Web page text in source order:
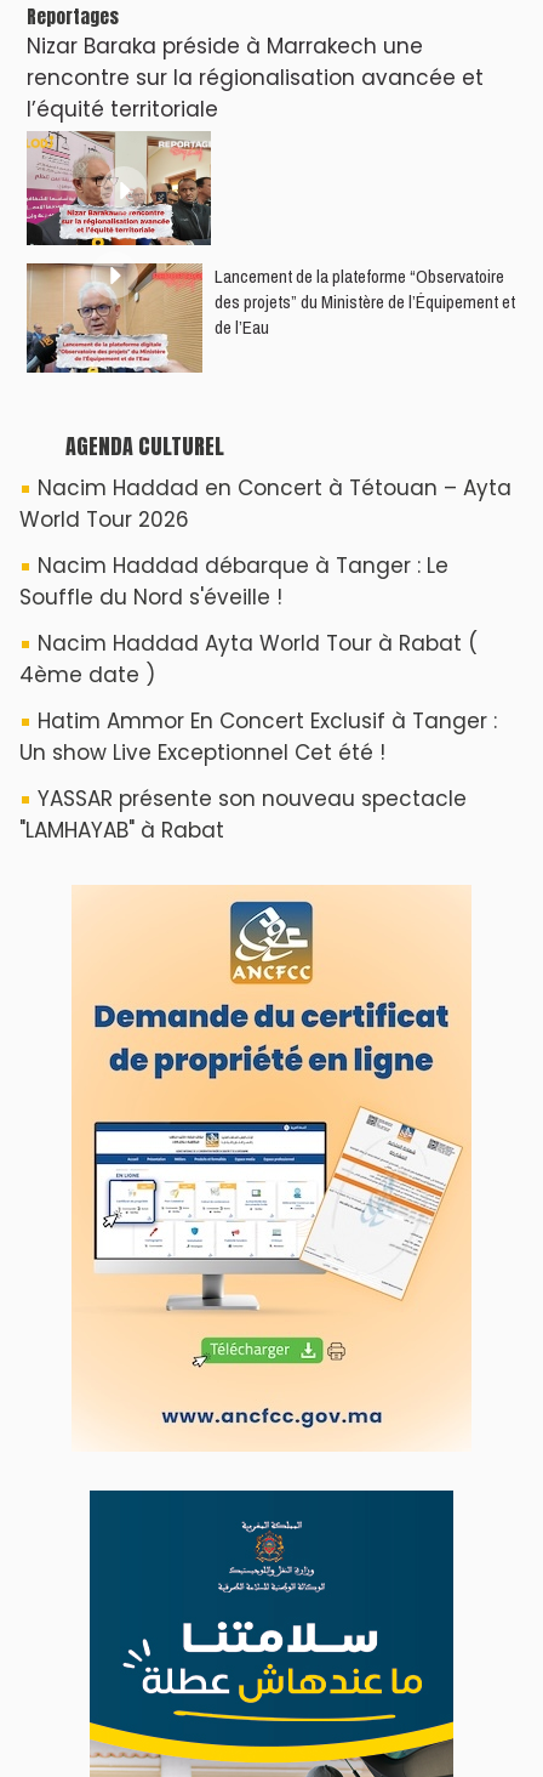
Reportages
Nizar Baraka préside à Marrakech une
rencontre sur la régionalisation avancée et
l’équité territoriale
​Lancement de la plateforme “Observatoire
des projets” du Ministère de l’Équipement et
de l’Eau
AGENDA CULTUREL
Nacim Haddad en Concert à Tétouan – Ayta
World Tour 2026
Nacim Haddad débarque à Tanger : Le
Souffle du Nord s'éveille !
Nacim Haddad Ayta World Tour à Rabat (
4ème date )
Hatim Ammor En Concert Exclusif à Tanger :
Un show Live Exceptionnel Cet été !
YASSAR présente son nouveau spectacle
"LAMHAYAB" à Rabat